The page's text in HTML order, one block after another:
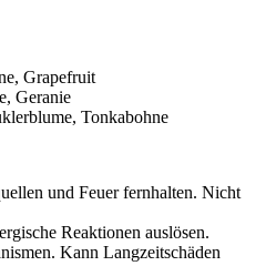
Grapefruit
Geranie
Tonkabohne
und Feuer fernhalten. Nicht
Reaktionen auslösen.
Kann Langzeitschäden